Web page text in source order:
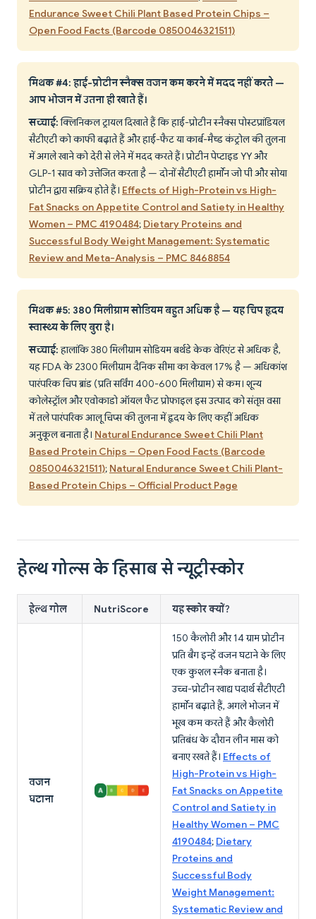
Endurance Sweet Chili Plant Based Protein Chips –
Open Food Facts (Barcode 0850046321511)
मिथक #4: हाई-प्रोटीन स्नैक्स वजन कम करने में मदद नहीं करते —
आप भोजन में उतना ही खाते हैं।
सच्चाई:क्लिनिकल ट्रायल दिखाते हैं कि हाई-प्रोटीन स्नैक्स पोस्टप्रांडियल
सैटीएटी को काफी बढ़ाते हैं और हाई-फैट या कार्ब-मैच्ड कंट्रोल की तुलना
में अगले खाने को देरी से लेने में मदद करते हैं। प्रोटीन पेप्टाइड YY और
GLP-1 स्राव को उत्तेजित करता है — दोनों सैटीएटी हार्मोन जो पी और सोया
प्रोटीन द्वारा सक्रिय होते हैं। Effects of High-Protein vs High-
Fat Snacks on Appetite Control and Satiety in Healthy
Women – PMC 4190484; Dietary Proteins and
Successful Body Weight Management: Systematic
Review and Meta-Analysis – PMC 8468854
मिथक #5: 380 मिलीग्राम सोडियम बहुत अधिक है — यह चिप हृदय
स्वास्थ्य के लिए बुरा है।
सच्चाई:हालांकि 380 मिलीग्राम सोडियम बर्थडे केक वेरिएंट से अधिक है,
यह FDA के 2300 मिलीग्राम दैनिक सीमा का केवल 17% है — अधिकांश
पारंपरिक चिप ब्रांड (प्रति सर्विंग 400-600 मिलीग्राम) से कम। शून्य
कोलेस्ट्रॉल और एवोकाडो ऑयल फैट प्रोफाइल इस उत्पाद को संतृप्त वसा
में तले पारंपरिक आलू चिप्स की तुलना में हृदय के लिए कहीं अधिक
अनुकूल बनाता है। Natural Endurance Sweet Chili Plant
Based Protein Chips – Open Food Facts (Barcode
0850046321511); Natural Endurance Sweet Chili Plant-
Based Protein Chips – Official Product Page
हेल्थ गोल्स के हिसाब से न्यूट्रीस्कोर
हेल्थ गोल NutriScore यह स्कोर क्यों?
वजन
घटाना
150 कैलोरी और 14 ग्राम प्रोटीन
प्रति बैग इन्हें वजन घटाने के लिए
एक कुशल स्नैक बनाता है।
उच्च-प्रोटीन खाद्य पदार्थ सैटीएटी
हार्मोन बढ़ाते हैं, अगले भोजन में
भूख कम करते हैं और कैलोरी
प्रतिबंध के दौरान लीन मास को
बनाए रखते हैं। Effects of
High-Protein vs High-
Fat Snacks on Appetite
Control and Satiety in
Healthy Women – PMC
4190484; Dietary
Proteins and
Successful Body
Weight Management:
Systematic Review and